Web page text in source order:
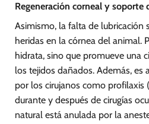
Regeneración corneal y soporte
Asimismo, la falta de lubricación
heridas en la córnea del animal.
hidrata, sino que promueve una
los tejidos dañados. Además,
por los cirujanos como profilaxis
durante y después de cirugías
natural está anulada por la